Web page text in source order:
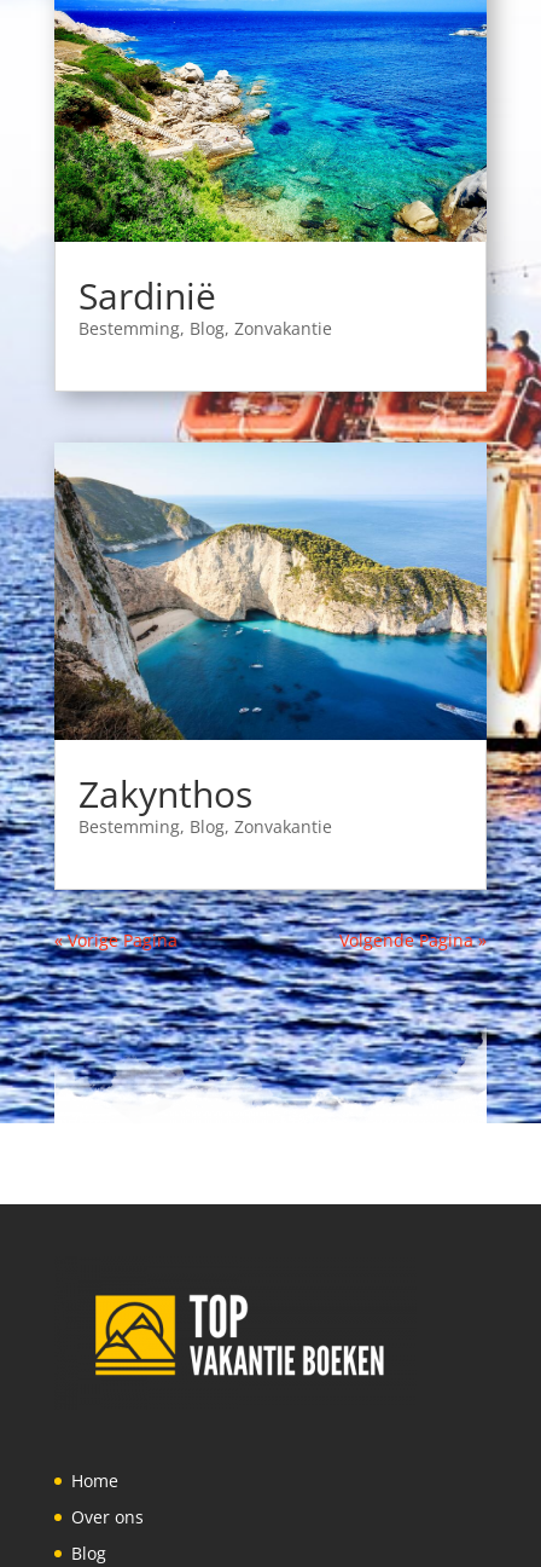
Sardinië
Bestemming, Blog, Zonvakantie
Zakynthos
Bestemming, Blog, Zonvakantie
« Vorige Pagina Volgende Pagina »
Home
Over ons
Blog